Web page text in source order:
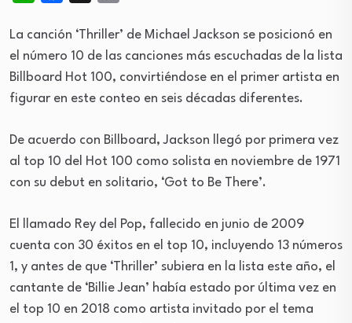
La canción ‘Thriller’ de Michael Jackson se posicionó en
el número 10 de las canciones más escuchadas de la lista
Billboard Hot 100, convirtiéndose en el primer artista en
figurar en este conteo en seis décadas diferentes.
De acuerdo con Billboard, Jackson llegó por primera vez
al top 10 del Hot 100 como solista en noviembre de 1971
con su debut en solitario, ‘Got to Be There’.
El llamado Rey del Pop, fallecido en junio de 2009
cuenta con 30 éxitos en el top 10, incluyendo 13 números
1, y antes de que ‘Thriller’ subiera en la lista este año, el
cantante de ‘Billie Jean’ había estado por última vez en
el top 10 en 2018 como artista invitado por el tema